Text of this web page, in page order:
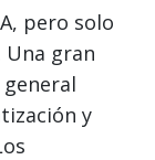
pero solo
Una gran
y